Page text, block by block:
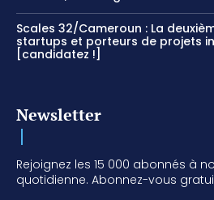
Scales 32/Cameroun : La
startups et porteurs de projets
[candidatez !]
Newsletter
Rejoignez les 15 000 abonnés à
quotidienne. Abonnez-vous